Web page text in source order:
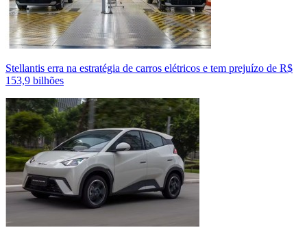
Stellantis erra na estratégia de carros elétricos e tem prejuízo de R$
153,9 bilhões